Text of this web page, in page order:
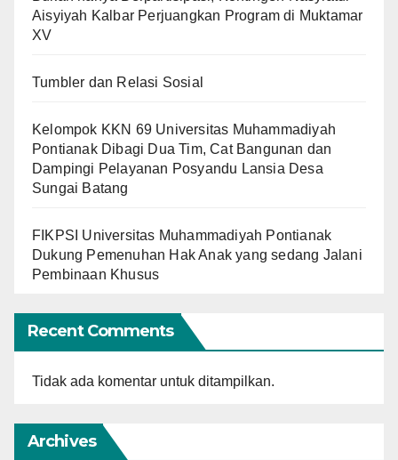
Aisyiyah Kalbar Perjuangkan Program di Muktamar
XV
Tumbler dan Relasi Sosial
Kelompok KKN 69 Universitas Muhammadiyah
Pontianak Dibagi Dua Tim, Cat Bangunan dan
Dampingi Pelayanan Posyandu Lansia Desa
Sungai Batang
FIKPSI Universitas Muhammadiyah Pontianak
Dukung Pemenuhan Hak Anak yang sedang Jalani
Pembinaan Khusus
Recent Comments
Tidak ada komentar untuk ditampilkan.
Archives